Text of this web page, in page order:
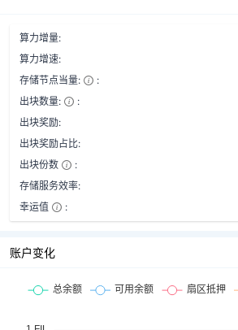
算力增量:
算力增速:
存储节点当量:
:
出块数量:
:
出块奖励:
出块奖励占比:
出块份数
:
存储服务效率:
幸运值
:
账户变化